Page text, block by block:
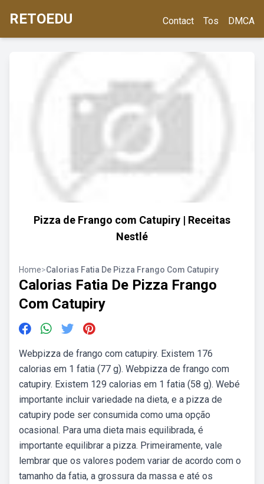
RETOEDU Contact Tos DMCA
Pizza de Frango com Catupiry | Receitas
Nestlé
Home>Calorias Fatia De Pizza Frango Com Catupiry
Calorias Fatia De Pizza Frango
Com Catupiry
Webpizza de frango com catupiry. Existem 176
calorias em 1 fatia (77 g). Webpizza de frango com
catupiry. Existem 129 calorias em 1 fatia (58 g). Webé
importante incluir variedade na dieta, e a pizza de
catupiry pode ser consumida como uma opção
ocasional. Para uma dieta mais equilibrada, é
importante equilibrar a pizza. Primeiramente, vale
lembrar que os valores podem variar de acordo com o
tamanho da fatia, a grossura da massa e até os